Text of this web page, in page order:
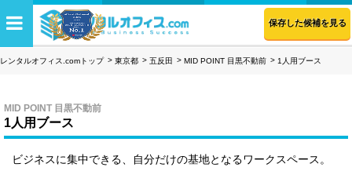
保存した候補を見る
レンタルオフィス.comトップ 東京都 五反田 MID POINT 目黒不動前 1人用ブース
MID POINT 目黒不動前
1人用ブース
ビジネスに集中できる、自分だけの基地となるワークスペース。